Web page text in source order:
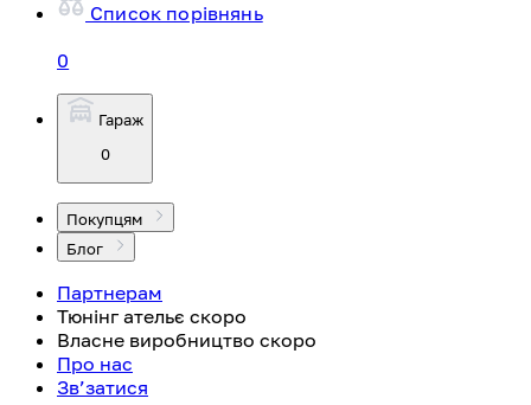
Список порівнянь
0
Гараж
0
Покупцям
Блог
Партнерам
Тюнінг ательє скоро
Власне виробництво скоро
Про нас
Зв’затися